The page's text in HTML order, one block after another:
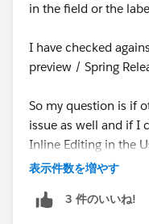
in the field or the
I have checked
preview / Spring
So my question is if
issue as well and if I
Inline Editing in the
this is of interest.
If anyone else
表示件数を増やす
3 件のいいね!